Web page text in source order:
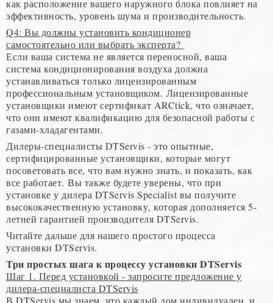
как расположение вашего наружного блока повлияет на
эффективность, уровень шума и производительность.
Q4: Вы должны установить кондиционер
самостоятельно или выбрать эксперта?
Если ваша система не является переносной, ваша
система кондиционирования воздуха должна
устанавливаться только лицензированным
профессиональным установщиком. Лицензированные
установщики имеют сертификат ARCtick, что означает,
что они имеют квалификацию для безопасной работы с
газами-хладагентами.
Дилеры-специалисты DTServis - это опытные,
сертифицированные установщики, которые могут
посоветовать все, что вам нужно знать, и показать, как
все работает. Вы также будете уверены, что при
установке у дилера DTServis Specialist вы получите
высококачественную установку, которая дополняется 5-
летней гарантией производителя DTServis.
Читайте дальше для нашего простого процесса
установки DTServis.
Три простых шага к процессу установки DTServis
Шаг 1. Перед установкой - запросите предложение у
дилера-специалиста DTServis